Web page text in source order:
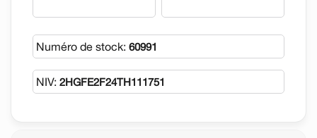
Numéro de stock: 60991
NIV: 2HGFE2F24TH111751